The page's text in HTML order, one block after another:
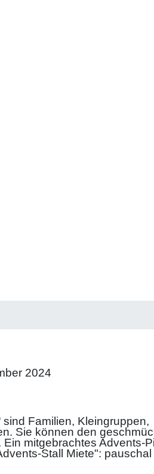
2024
Familien, Kleingruppen,
Sie können den
mitgebrachtes Advents-
Stall Miete":